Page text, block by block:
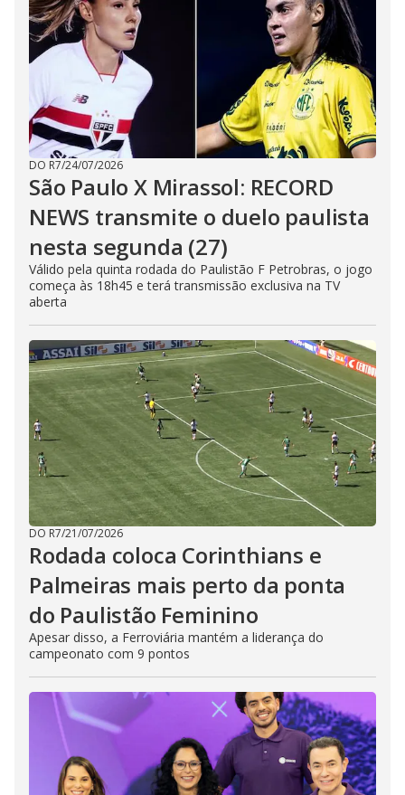
DO R7/24/07/2026
São Paulo X Mirassol: RECORD
NEWS transmite o duelo paulista
nesta segunda (27)
Válido pela quinta rodada do Paulistão F Petrobras, o jogo
começa às 18h45 e terá transmissão exclusiva na TV
aberta
DO R7/21/07/2026
Rodada coloca Corinthians e
Palmeiras mais perto da ponta
do Paulistão Feminino
Apesar disso, a Ferroviária mantém a liderança do
campeonato com 9 pontos